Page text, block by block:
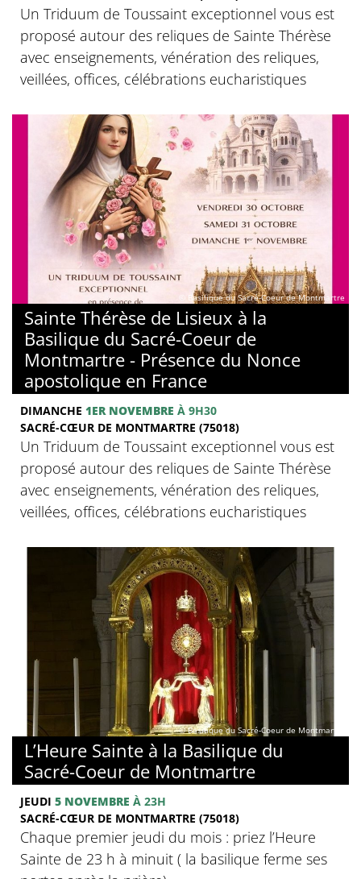
Un Triduum de Toussaint exceptionnel vous est
proposé autour des reliques de Sainte Thérèse
avec enseignements, vénération des reliques,
veillées, offices, célébrations eucharistiques
© Basilique du Sacré-Coeur de Montmartre
Sainte Thérèse de Lisieux à la
Basilique du Sacré-Coeur de
Montmartre - Présence du Nonce
apostolique en France
DIMANCHE 1ER NOVEMBRE À 9H30
SACRÉ-CŒUR DE MONTMARTRE (75018)
Un Triduum de Toussaint exceptionnel vous est
proposé autour des reliques de Sainte Thérèse
avec enseignements, vénération des reliques,
veillées, offices, célébrations eucharistiques
© Basilique du Sacré-Coeur de Montmartre
L’Heure Sainte à la Basilique du
Sacré-Coeur de Montmartre
JEUDI 5 NOVEMBRE À 23H
SACRÉ-CŒUR DE MONTMARTRE (75018)
Chaque premier jeudi du mois : priez l’Heure
Sainte de 23 h à minuit ( la basilique ferme ses